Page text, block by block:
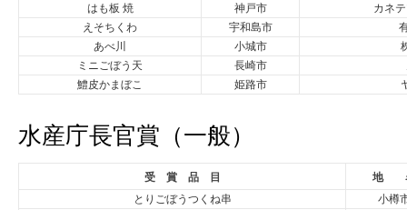
はも板 焼
神戸市
カネ
えそちくわ
宇和島市
あべ川
小城市
ミニごぼう天
長崎市
鱧皮かまぼこ
姫路市
水産庁長官賞（一般）
受 賞 品 目 地
とりごぼうつくね串
小樽